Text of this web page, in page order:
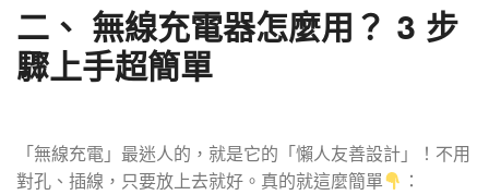
二、 無線充電器怎麼用？ 3 步
驟上手超簡單
「無線充電」最迷人的，就是它的「懶人友善設計」！不用
對孔、插線，只要放上去就好。真的就這麼簡單
：